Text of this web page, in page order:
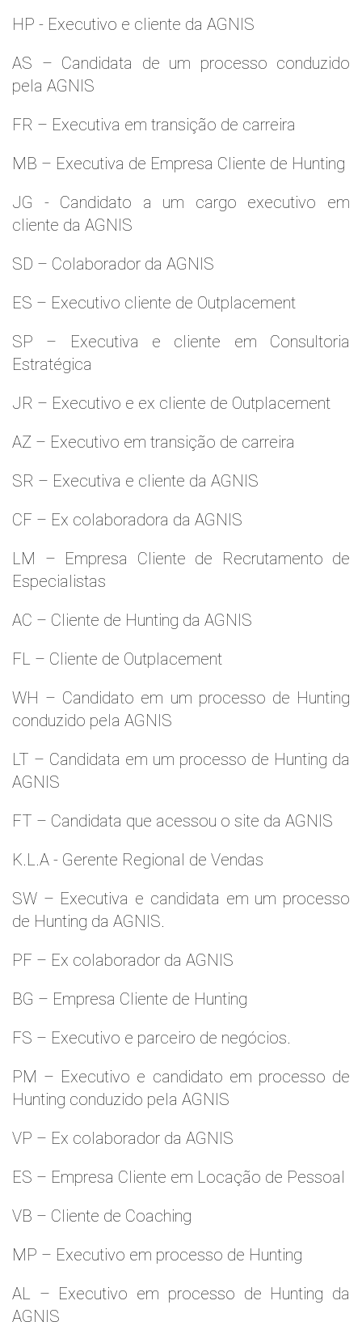
HP - Executivo e cliente da AGNIS
AS – Candidata de um processo conduzido
pela AGNIS
FR – Executiva em transição de carreira
MB – Executiva de Empresa Cliente de Hunting
JG - Candidato a um cargo executivo em
cliente da AGNIS
SD – Colaborador da AGNIS
ES – Executivo cliente de Outplacement
SP – Executiva e cliente em Consultoria
Estratégica
JR – Executivo e ex cliente de Outplacement
AZ – Executivo em transição de carreira
SR – Executiva e cliente da AGNIS
CF – Ex colaboradora da AGNIS
LM – Empresa Cliente de Recrutamento de
Especialistas
AC – Cliente de Hunting da AGNIS
FL – Cliente de Outplacement
WH – Candidato em um processo de Hunting
conduzido pela AGNIS
LT – Candidata em um processo de Hunting da
AGNIS
FT – Candidata que acessou o site da AGNIS
K.L.A - Gerente Regional de Vendas
SW – Executiva e candidata em um processo
de Hunting da AGNIS.
PF – Ex colaborador da AGNIS
BG – Empresa Cliente de Hunting
FS – Executivo e parceiro de negócios.
PM – Executivo e candidato em processo de
Hunting conduzido pela AGNIS
VP – Ex colaborador da AGNIS
ES – Empresa Cliente em Locação de Pessoal
VB – Cliente de Coaching
MP – Executivo em processo de Hunting
AL – Executivo em processo de Hunting da
AGNIS